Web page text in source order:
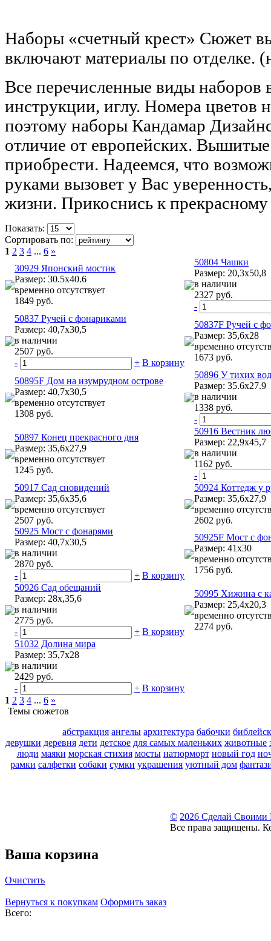
Наборы «счетный крест» Сюжет
включают материалы по отделке.
Все перечисленные виды наборов
инструкции, иглу. Номера цветов
поэтому наборы Кандамар
отличие от европейских.
приобрести. Надеемся, что
руками вызовет у Вас
жизни. Прикоснись к
Показать:
Сортировать по:
1 2 3 4 ... 6 »
30929 Японский мостик
Размер: 30.5х40.6
временно отсутствует
1849 руб.
50804 Чашки
Размер: 20,3x50,8
в наличии
2327 руб.
-
50837 Ручей с фонариками
Размер: 40,7x30,5
в наличии
2507 руб.
-
+ В корзину
50837F Ручей с
Размер: 35,6x28
временно
1673 руб.
50895F Дом на изумрудном острове
Размер: 40,7х30,5
временно отсутствует
1308 руб.
50896 У тихих вод
Размер: 35.6х27.9
в наличии
1338 руб.
-
50897 Конец прекрасного дня
Размер: 35,6x27,9
временно отсутствует
1245 руб.
50916 Вестник
Размер: 22,9х45,7
в наличии
1162 руб.
-
50917 Сад сновидений
Размер: 35,6x35,6
временно отсутствует
2507 руб.
50924 Коттедж у
Размер: 35,6х27,9
временно
2602 руб.
50925 Мост с фонарями
Размер: 40,7х30,5
в наличии
2870 руб.
-
+ В корзину
50925F Мост с
Размер: 41х30
временно
1756 руб.
50926 Сад обещаний
Размер: 28x,35,6
в наличии
2775 руб.
-
+ В корзину
50995 Хижина с
Размер: 25,4х20,3
временно
2274 руб.
51032 Долина мира
Размер: 35,7х28
в наличии
2429 руб.
-
+ В корзину
1 2 3 4 ... 6 »
Темы сюжетов
абстракция ангелы архитектура бабочки
девушки деревня дети детское для самых маленьких животные
люди маяки морская стихия мосты натюрморт новый год
рамки салфетки собаки сумки украшения уютный дом
© 2026 Сделай Своими
Все права защищены.
Ваша корзина
Очистить
Вернуться к покупкам Оформить заказ
Всего: